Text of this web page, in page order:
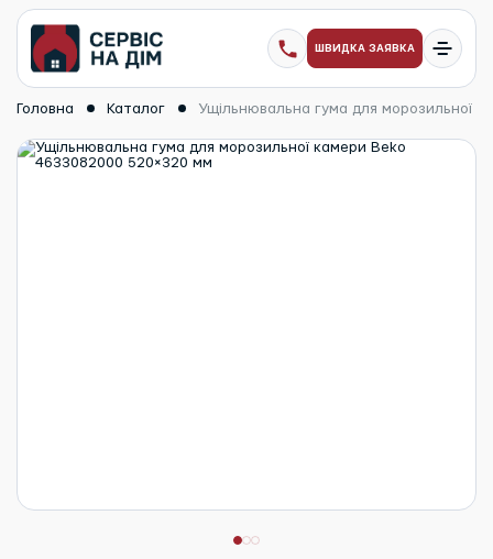
ШВИДКА ЗАЯВКА
Головна Каталог Ущільнювальна гума для морозильної